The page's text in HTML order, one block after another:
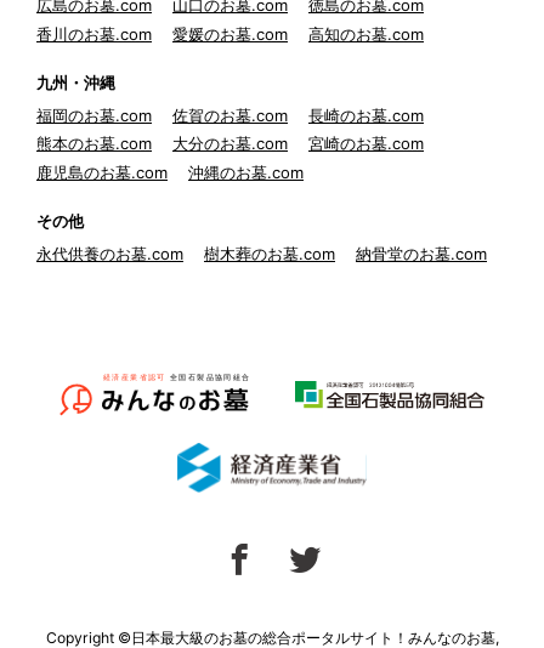
広島のお墓.com
山口のお墓.com
徳島のお墓.com
香川のお墓.com
愛媛のお墓.com 高知のお墓.com
九州・沖縄
福岡のお墓.com
佐賀のお墓.com
長崎のお墓.com
熊本のお墓.com
大分のお墓.com
宮崎のお墓.com
鹿児島のお墓.com
沖縄のお墓.com
その他
永代供養のお墓.com
樹木葬のお墓.com 納骨堂のお墓.com
Copyright ©日本最大級のお墓の総合ポータルサイト！みんなのお墓,